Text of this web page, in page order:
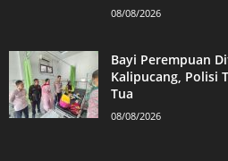
08/08/2026
Bayi Perempuan
Kalipucang, Polisi
Tua
08/08/2026